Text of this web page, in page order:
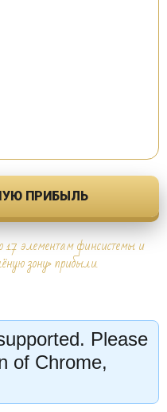
ПРИБЫЛЬ
17 элементам финсистемы и
зону» прибыли.
Please
of Chrome,